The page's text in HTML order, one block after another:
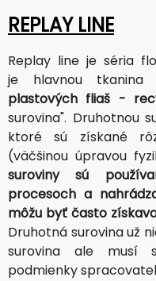
REPLAY LINE
Replay line je séria
je hlavnou tkanina
plastových fliaš -
surovina". Druhotnou
ktoré sú získané
(väčšinou úpravou
suroviny sú
procesoch a
môžu byť často
Druhotná surovina už
surovina ale musí
podmienky